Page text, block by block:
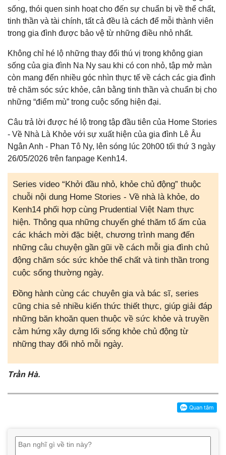
sống, thói quen sinh hoạt cho đến sự chuẩn bị về thể chất,
tinh thần và tài chính, tất cả đều là cách để mỗi thành viên
trong gia đình được bảo vệ từ những điều nhỏ nhất.
Không chỉ hé lộ những thay đổi thú vị trong không gian
sống của gia đình Na Ny sau khi có con nhỏ, tập mở màn
còn mang đến nhiều góc nhìn thực tế về cách các gia đình
trẻ chăm sóc sức khỏe, cân bằng tinh thần và chuẩn bị cho
những “điểm mù” trong cuộc sống hiện đại.
Câu trả lời được hé lộ trong tập đầu tiên của Home Stories
- Về Nhà Là Khỏe với sự xuất hiện của gia đình Lê Âu
Ngân Anh - Phan Tô Ny, lên sóng lúc 20h00 tối thứ 3 ngày
26/05/2026 trên fanpage Kenh14.
Series video “Khởi đầu nhỏ, khỏe chủ động” thuộc
chuỗi nội dung Home Stories - Về nhà là khỏe, do
Kenh14 phối hợp cùng Prudential Việt Nam thực
hiện. Thông qua những chuyến ghé thăm tổ ấm của
các khách mời đặc biệt, chương trình mang đến
những câu chuyện gần gũi về cách mỗi gia đình chủ
động chăm sóc sức khỏe thể chất và tinh thần trong
cuộc sống thường ngày.
Đồng hành cùng các chuyên gia và bác sĩ, series
cũng chia sẻ nhiều kiến thức thiết thực, giúp giải đáp
những băn khoăn quen thuộc về sức khỏe và truyền
cảm hứng xây dựng lối sống khỏe chủ động từ
những thay đổi nhỏ mỗi ngày.
Trần Hà.